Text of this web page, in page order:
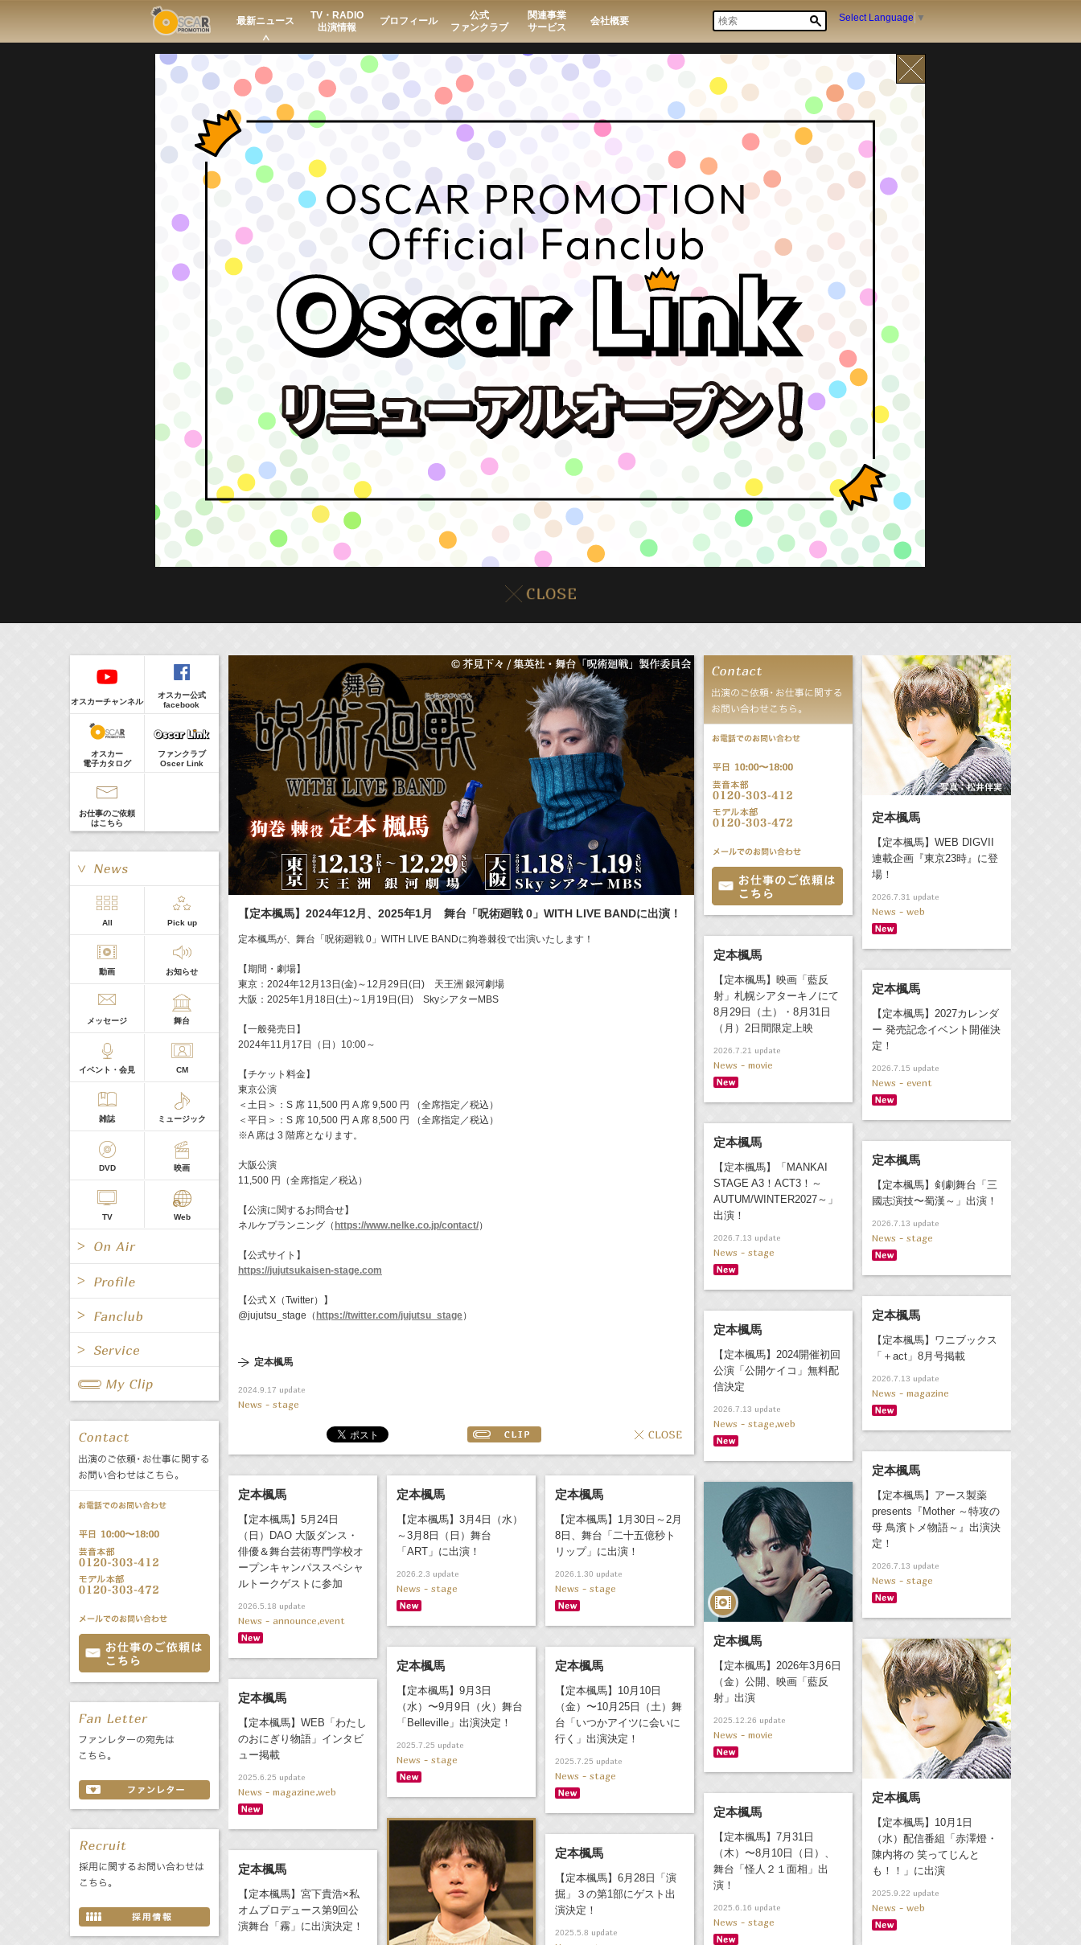
最新ニュース
TV・RADIO
出演情報
プロフィール
公式
ファンクラブ
関連事業
サービス
会社概要 Select Language ▼
8/8(Sat)
イベント
販売情報
17:55-18:00(Radio
ラジオドラマ「一建設presents おうちのはなし」
一泊家族
河北麻友子
宮﨑香蓮
藤田ニコルのニコニチ
> More
【定本楓馬】2024年12月、2025年1月 舞台「呪術廻戦 0」WITH LIVE BANDに出演！
定本楓馬が、舞台「呪術廻戦 0」WITH LIVE BANDに狗巻棘役で出演いたします！
【期間・劇場】
東京：2024年12月13日(金)～12月29日(日) 天王洲 銀河劇場
大阪：2025年1月18日(土)～1月19日(日) SkyシアターMBS
【一般発売日】
2024年11月17日（日）10:00～
【チケット料金】
東京公演
＜土日＞：S 席 11,500 円 A 席 9,500 円 （全席指定／税込）
＜平日＞：S 席 10,500 円 A 席 8,500 円 （全席指定／税込）
※A 席は 3 階席となります。
大阪公演
11,500 円（全席指定／税込）
【公演に関するお問合せ】
ネルケプランニング（ https://www.nelke.co.jp/contact/）
【公式サイト】
https://jujutsukaisen-stage.com
【公式 X（Twitter）】
@jujutsu_stage（ https://twitter.com/jujutsu_stage）
定本楓馬
2024.9.17 update
News - stage
定本楓馬
【定本楓馬】WEB DIGVII
連載企画『東京23時』に登
場！
2026.7.31 update
News - web
定本楓馬
【定本楓馬】映画「藍反
射」札幌シアターキノにて
8月29日（土）・8月31日
（月）2日間限定上映
2026.7.21 update
News - movie
定本楓馬
【定本楓馬】2027カレンダ
ー 発売記念イベント開催決
定！
2026.7.15 update
News - event
定本楓馬
【定本楓馬】「MANKAI
STAGE A3！ACT3！～
AUTUM/WINTER2027～」
出演！
2026.7.13 update
News - stage
定本楓馬
【定本楓馬】剣劇舞台「三
國志演技〜蜀漢～」出演！
2026.7.13 update
News - stage
定本楓馬
【定本楓馬】ワニブックス
「＋act」8月号掲載
2026.7.13 update
News - magazine
定本楓馬
【定本楓馬】2024開催初回
公演「公開ケイコ」無料配
信決定
2026.7.13 update
News - stage,web
定本楓馬
【定本楓馬】アース製薬
presents『Mother ～特攻の
母 鳥濱トメ物語～』出演決
定！
2026.7.13 update
News - stage
定本楓馬
【定本楓馬】5月24日
（日）DAO 大阪ダンス・
俳優＆舞台芸術専門学校オ
ープンキャンパススペシャ
ルトークゲストに参加
2026.5.18 update
News - announce,event
定本楓馬
【定本楓馬】3月4日（水）
～3月8日（日）舞台
「ART」に出演！
2026.2.3 update
News - stage
定本楓馬
【定本楓馬】1月30日～2月
8日、舞台「二十五億秒ト
リップ」に出演！
2026.1.30 update
News - stage
定本楓馬
【定本楓馬】2026年3月6日
（金）公開、映画「藍反
射」出演
2025.12.26 update
News - movie
定本楓馬
【定本楓馬】10月1日
（水）配信番組「赤澤燈・
陳内将の 笑ってじんと
も！！」に出演
2025.9.22 update
News - web
定本楓馬
【定本楓馬】9月3日
（水）〜9月9日（火）舞台
「Belleville」出演決定！
2025.7.25 update
News - stage
定本楓馬
【定本楓馬】10月10日
（金）〜10月25日（土）舞
台「いつかアイツに会いに
行く」出演決定！
2025.7.25 update
News - stage
定本楓馬
【定本楓馬】WEB「わたし
のおにぎり物語」インタビ
ュー掲載
2025.6.25 update
News - magazine,web
定本楓馬
【定本楓馬】7月31日
（木）〜8月10日（日）、
舞台「怪人２１面相」出
演！
2025.6.16 update
News - stage
定本楓馬
【定本楓馬】6月28日「演
掘」３の第1部にゲスト出
演決定！
2025.5.8 update
定本楓馬
【定本楓馬】宮下貴浩×私
オムプロデュース第9回公
演舞台「霧」に出演決定！
オスカーチャンネル
オスカー公式
facebook
オスカー
電子カタログ
ファンクラブ
Oscer Link
お仕事のご依頼
はこちら
All Pick up
動画 お知らせ
メッセージ 舞台
イベント・会見 CM
雑誌 ミュージック
DVD 映画
TV Web
Radio
Radio
All 女優/タレント
グループ
キャスター/レポーター
バラエティ 声優
文化事業部 クリエイター
誕生日 8/8
あ か
さ
た
な
は
ま
や
ら
わ
All Fanclub Page
All 関連事業
公式サービス
Regular
Guest
５０音順